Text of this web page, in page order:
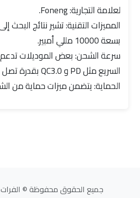
لعلامة التجارية: Foneng.
المميزات التقنية: تشير نتائج البحث
بسعة 10000 مللي أمبير.
سرعة الشحن: بعض الموديلات
السريع مثل PD و QC3.0 بقدرة تصل إلى 22.5 واط.
الحماية: يتضمن ميزات حماية من
جميع الحقوق محفوظة © الفرات